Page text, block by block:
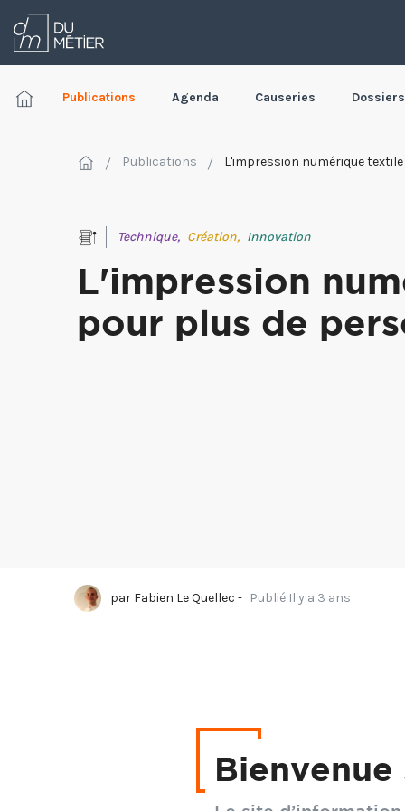
Publications Agenda Causeries Dossiers
Publications L'impression numérique
Technique, Création, Innovation
L'impression
pour plus de
par Fabien Le Quellec - Publié Il y a 3 ans
plus en plus
Bienvenue